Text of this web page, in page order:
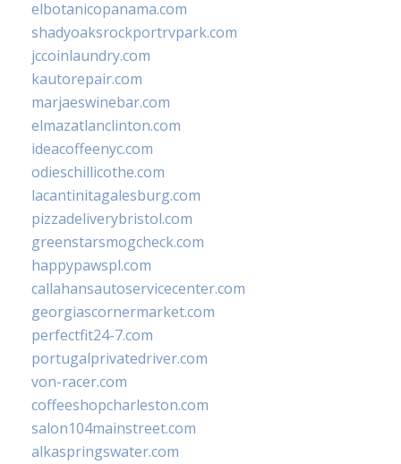
elbotanicopanama.com
shadyoaksrockportrvpark.com
jccoinlaundry.com
kautorepair.com
marjaeswinebar.com
elmazatlanclinton.com
ideacoffeenyc.com
odieschillicothe.com
lacantinitagalesburg.com
pizzadeliverybristol.com
greenstarsmogcheck.com
happypawspl.com
callahansautoservicecenter.com
georgiascornermarket.com
perfectfit24-7.com
portugalprivatedriver.com
von-racer.com
coffeeshopcharleston.com
salon104mainstreet.com
alkaspringswater.com